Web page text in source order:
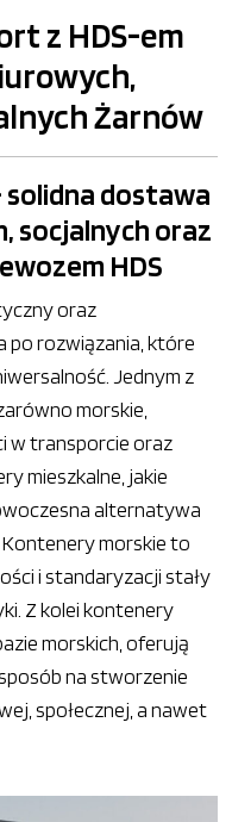
z HDS-em
Żarnów
dostawa
socjalnych oraz
HDS
oraz
po rozwiązania, które
Jednym z
morskie,
w transporcie oraz
mieszkalne, jakie
alternatywa
morskie to
i standaryzacji stały
Z kolei kontenery
morskich, oferują
na stworzenie
społecznej, a nawet